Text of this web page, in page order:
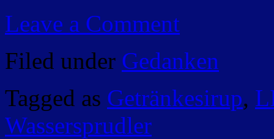
Leave a Comment
Filed under Gedanken
Tagged as Getränkesirup,
Wassersprudler